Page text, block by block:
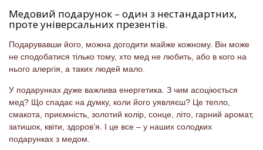
Медовий подарунок – один з нестандартних,
проте універсальних презентів.
Подарувавши його, можна догодити майже кожному. Він може
не сподобатися тілько тому, хто мед не любить, або в кого на
нього алергія, а таких людей мало.
У подарунках дуже важлива енергетика. З чим асоціюється
мед? Що спадає на думку, коли його уявляєш? Це тепло,
смакота, приємність, золотий колір, сонце, літо, гарний аромат,
затишок, квіти, здоров’я. І це все – у наших солодких
подарунках з медом.